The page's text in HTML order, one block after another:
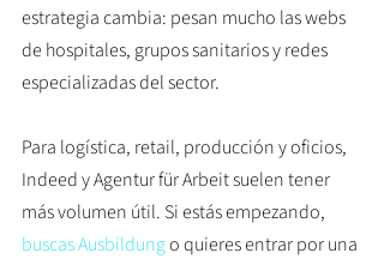
estrategia cambia: pesan mucho las webs
de hospitales, grupos sanitarios y redes
especializadas del sector.
Para logística, retail, producción y oficios,
Indeed y Agentur für Arbeit suelen tener
más volumen útil. Si estás empezando,
buscas Ausbildung o quieres entrar por una